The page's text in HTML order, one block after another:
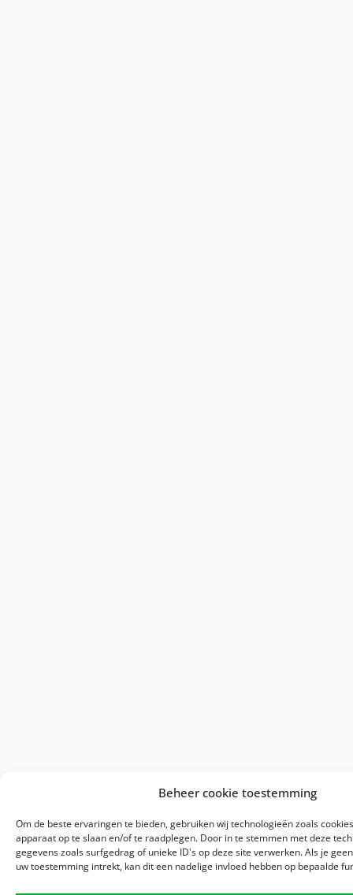
Beheer cookie toestemming
Om de beste ervaringen te bieden, gebruiken wij technologieën zoals
apparaat op te slaan en/of te raadplegen. Door in te stemmen met deze
gegevens zoals surfgedrag of unieke ID's op deze site verwerken. Als je
uw toestemming intrekt, kan dit een nadelige invloed hebben op bepaalde